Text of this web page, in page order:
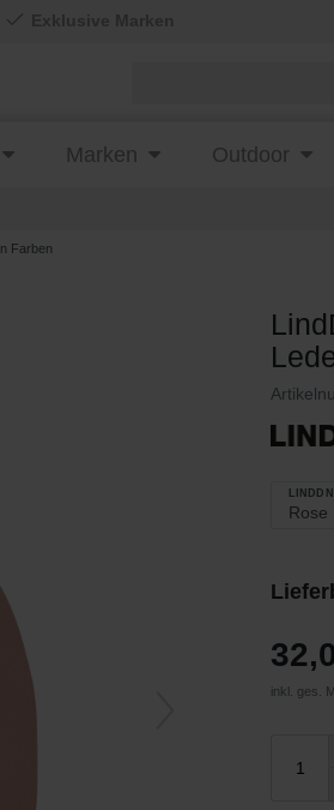
Farben
Marken Outdoor
inkl. ges.